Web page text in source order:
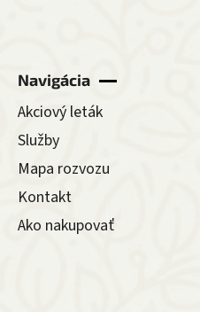
Navigácia
Akciový leták
Služby
Mapa rozvozu
Kontakt
Ako nakupovať